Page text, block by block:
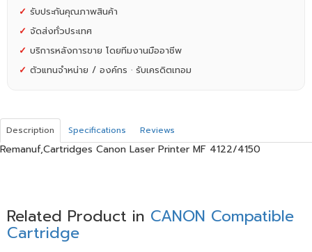
✓ รับประกันคุณภาพสินค้า
✓ จัดส่งทั่วประเทศ
✓ บริการหลังการขาย โดยทีมงานมืออาชีพ
✓ ตัวแทนจำหน่าย / องค์กร · รับเครดิตเทอม
Description Specifications Reviews
Remanuf,Cartridges Canon Laser Printer MF 4122/4150
Related Product in CANON Compatible
Cartridge